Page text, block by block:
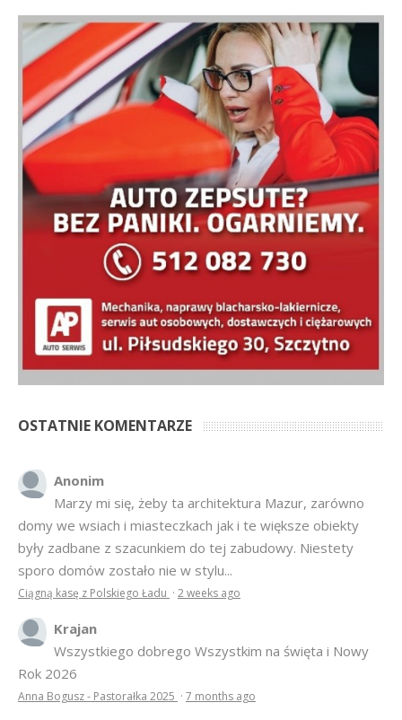
OSTATNIE KOMENTARZE
Anonim
Marzy mi się, żeby ta architektura Mazur, zarówno
domy we wsiach i miasteczkach jak i te większe obiekty
były zadbane z szacunkiem do tej zabudowy. Niestety
sporo domów zostało nie w stylu...
Ciągną kasę z Polskiego Ładu · 2 weeks ago
Krajan
Wszystkiego dobrego Wszystkim na święta i Nowy
Rok 2026
Anna Bogusz - Pastorałka 2025 · 7 months ago